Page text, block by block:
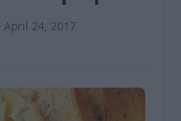
April 24, 2017